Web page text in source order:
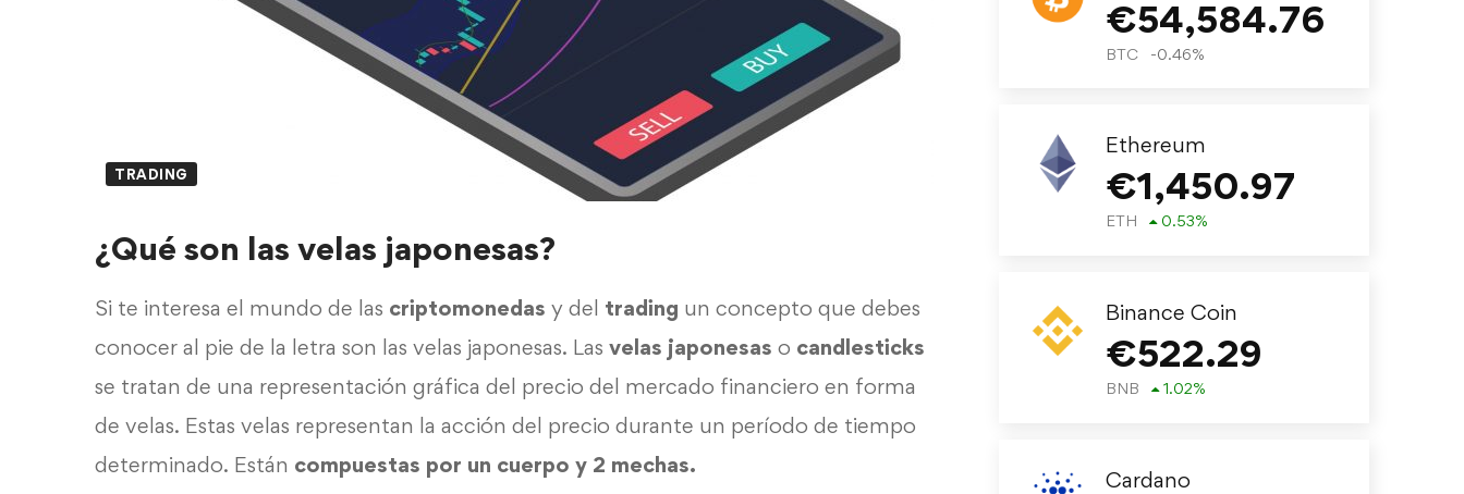
TRADING
¿Qué son las velas japonesas?
Si te interesa el mundo de las criptomonedas y del trading un concepto que debes
conocer al pie de la letra son las velas japonesas. Las velas japonesas o candlesticks
se tratan de una representación gráfica del precio del mercado financiero en forma
de velas. Estas velas representan la acción del precio durante un período de tiempo
determinado. Están compuestas por un cuerpo y 2 mechas.
€54,584.76
BTC -0.46%
Ethereum
€1,450.97
ETH 0.53%
Binance Coin
€522.29
BNB 1.02%
Cardano